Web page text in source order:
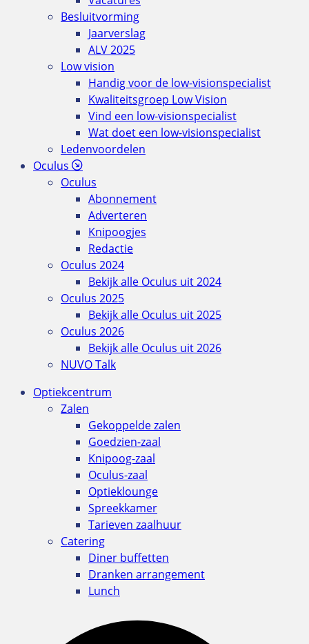
Besluitvorming
Jaarverslag
ALV 2025
Low vision
Handig voor de low-visionspecialist
Kwaliteitsgroep Low Vision
Vind een low-visionspecialist
Wat doet een low-visionspecialist
Ledenvoordelen
Oculus
Oculus
Abonnement
Adverteren
Knipoogjes
Redactie
Oculus 2024
Bekijk alle Oculus uit 2024
Oculus 2025
Bekijk alle Oculus uit 2025
Oculus 2026
Bekijk alle Oculus uit 2026
NUVO Talk
Optiekcentrum
Zalen
Gekoppelde zalen
Goedzien-zaal
Knipoog-zaal
Oculus-zaal
Optieklounge
Spreekkamer
Tarieven zaalhuur
Catering
Diner buffetten
Dranken arrangement
Lunch